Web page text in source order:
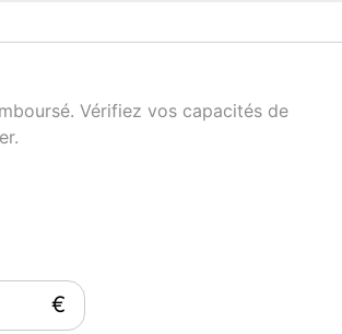
Vérifiez vos capacités de
€